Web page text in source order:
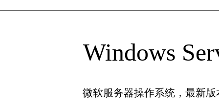
Windows
微软服务器操作系统，最新版